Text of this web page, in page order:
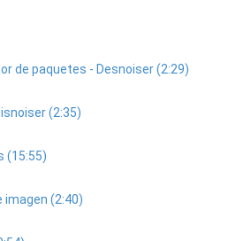
de paquetes - Desnoiser (2:29)
(2:35)
(15:55)
imagen (2:40)